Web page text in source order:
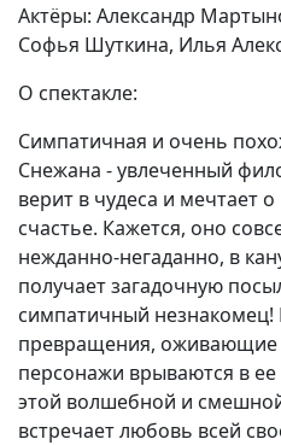
Актёры: Александр
Софья Шуткина, Илья
О спектакле:
Симпатичная и очень
Снежана - увлеченный
верит в чудеса и мечтает
счастье. Кажется, оно
нежданно-негаданно, в
получает загадочную
симпатичный
превращения, оживающие
персонажи врываются в
этой волшебной и
встречает любовь всей